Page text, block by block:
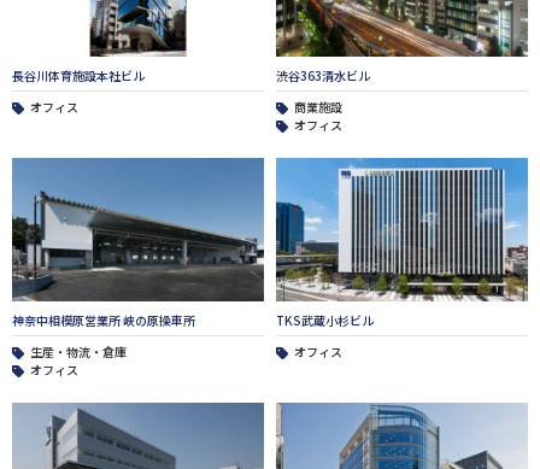
長谷川体育施設本社ビル
オフィス
渋谷363清水ビル
商業施設
オフィス
神奈中相模原営業所 峡の原操車所
生産・物流・倉庫
オフィス
TKS武蔵小杉ビル
オフィス